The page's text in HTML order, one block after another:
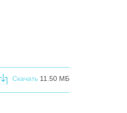
Скачать 11.50 МБ